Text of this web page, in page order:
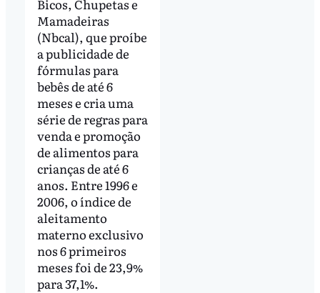
Bicos, Chupetas e
Mamadeiras
(Nbcal), que proíbe
a publicidade de
fórmulas para
bebês de até 6
meses e cria uma
série de regras para
venda e promoção
de alimentos para
crianças de até 6
anos. Entre 1996 e
2006, o índice de
aleitamento
materno exclusivo
nos 6 primeiros
meses foi de 23,9%
para 37,1%.